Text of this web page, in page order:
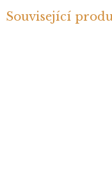
Související